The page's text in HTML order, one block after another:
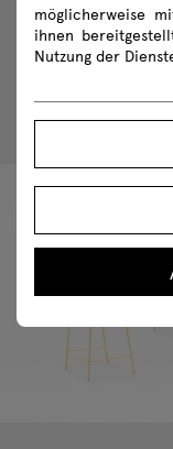
und auf
möglicherweise
ihnen
Nutzung der